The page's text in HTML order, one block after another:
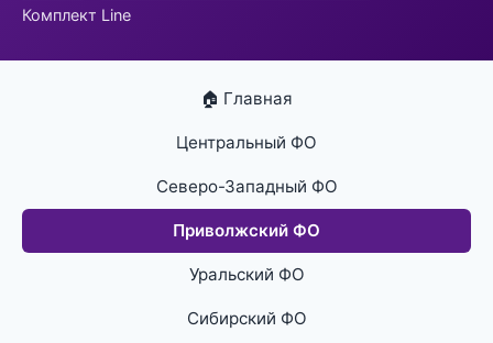
Комплект Line
🏠 Главная
Центральный ФО
Северо-Западный ФО
Приволжский ФО
Уральский ФО
Сибирский ФО